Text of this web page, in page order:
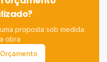
proposta sob medida
obra